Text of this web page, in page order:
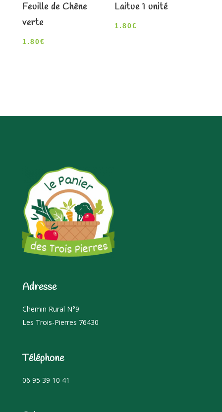
Feuille de Chêne
verte
1.80€
Laitue 1 unité
1.80€
Adresse
Chemin Rural N°9
Les Trois-Pierres 76430
Téléphone
06 95 39 10 41